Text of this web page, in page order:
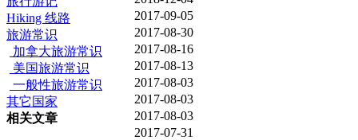
Hiking 线路
旅游常识
加拿大旅游常识
美国旅游常识
一般性旅游常识
其它国家
相关文章
2017-09-05
2017-08-30
2017-08-16
2017-08-13
2017-08-03
2017-08-03
2017-08-03
2017-07-31